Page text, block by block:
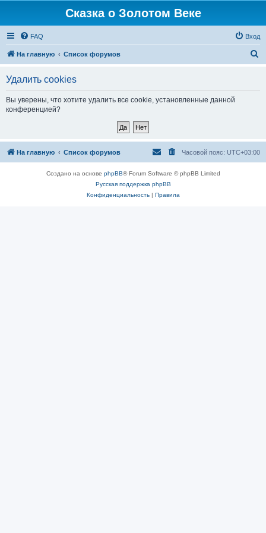
Сказка о Золотом Веке
FAQ Вход
На главную Список форумов
Удалить cookies
Вы уверены, что хотите удалить все cookie, установленные данной
конференцией?
На главную Список форумов Часовой пояс: UTC+03:00
Создано на основе phpBB® Forum Software © phpBB Limited
Русская поддержка phpBB
Конфиденциальность| Правила